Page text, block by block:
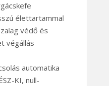
élettartammal
védő és
végállás
automatika
KI, null-